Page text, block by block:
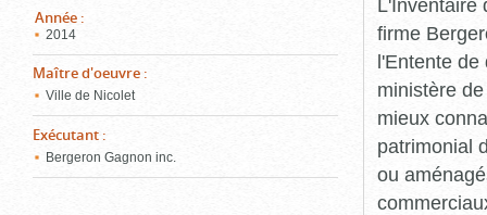
Année :
2014
Maître d'oeuvre :
Ville de Nicolet
Exécutant :
Bergeron Gagnon inc.
L'Inventaire
firme
l'Entente de
ministère
mieux
patrimonial
ou